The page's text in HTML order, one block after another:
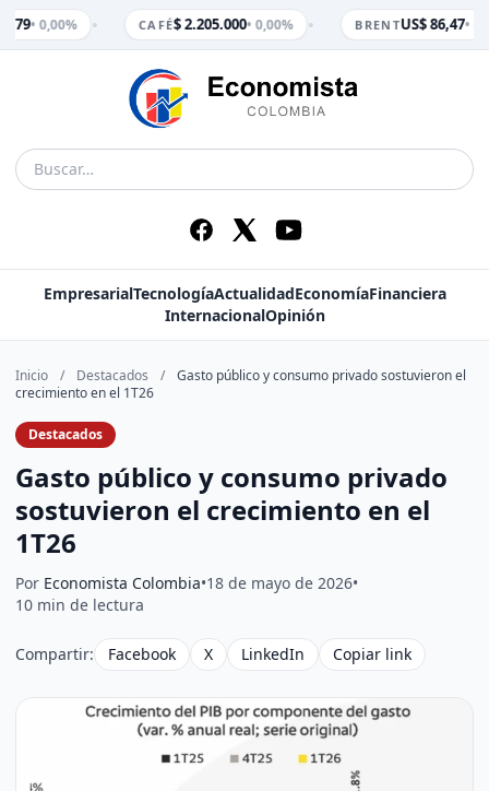
• 0,00% CAFÉ$ 2.205.000• 0,00% BRENTUS$ 86,47•
EmpresarialTecnologíaActualidadEconomíaFinanciera
InternacionalOpinión
Inicio / Destacados /
Gasto público y consumo privado sostuvieron el
crecimiento en el 1T26
Destacados
Gasto público y consumo privado
sostuvieron el crecimiento en el
1T26
Por Economista Colombia•18 de mayo de 2026•
10 min de lectura
Compartir: Facebook X LinkedIn Copiar link